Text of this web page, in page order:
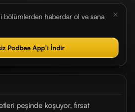
bölümlerden haberdar ol ve sana
Podbee App’i İndir
peşinde koşuyor, fırsat